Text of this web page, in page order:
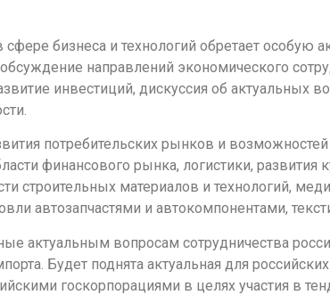
бизнеса и технологий обретает особую
направлений экономического
инвестиций, дискуссия об актуальных
потребительских рынков и
финансового рынка, логистики,
строительных материалов и технологий,
автозапчастями и автокомпонентами,
актуальным вопросам сотрудничества
Будет поднята актуальная для
госкорпорациями в целях участия в